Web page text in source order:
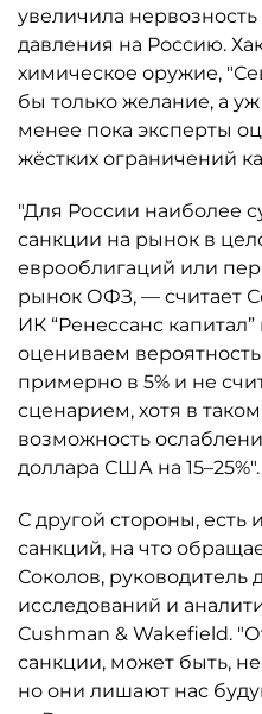
увеличила
давления на Россию.
химическое оружие,
бы только желание, а
менее пока эксперты
жёстких ограничений
"Для России наиболее
санкции на рынок в
еврооблигаций или
рынок ОФЗ, — считает
ИК “Ренессанс
оцениваем
примерно в 5% и не
сценарием, хотя в
возможность
доллара США на 15–25%".
С другой стороны,
санкций, на что
Соколов, руководитель
исследований и
Cushman & Wakefield.
санкции, может быть,
но они лишают нас